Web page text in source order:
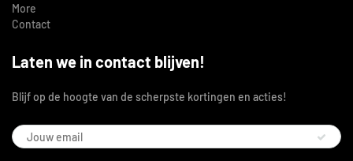
More
Contact
Laten we in contact blijven!
Blijf op de hoogte van de scherpste kortingen en acties!